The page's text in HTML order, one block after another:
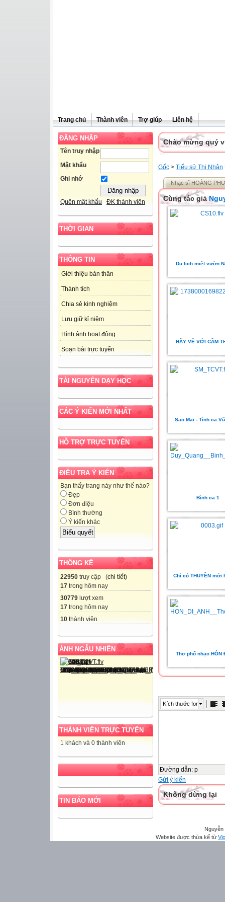
Trang chủ Thành viên Trợ giúp Liên hệ
ĐĂNG NHẬP
Tên truy nhập
Mật khẩu
Ghi nhớ
Quên mật khẩu ĐK thành viên
THỜI GIAN
THÔNG TIN
Giới thiệu bản thân
Thành tích
Chia sẻ kinh nghiệm
Lưu giữ kỉ niệm
Hình ảnh hoạt động
Soạn bài trực tuyến
TÀI NGUYÊN DẠY HỌC
CÁC Ý KIẾN MỚI NHẤT
HỖ TRỢ TRỰC TUYẾN
ĐIỀU TRA Ý KIẾN
Bạn thấy trang này như thế nào?
Đẹp
Đơn điệu
Bình thường
Ý kiến khác
THỐNG KÊ
22950 truy cập (chi tiết)
17 trong hôm nay
30779 lượt xem
17 trong hôm nay
10 thành viên
ẢNH NGẪU NHIÊN
THÀNH VIÊN TRỰC TUYẾN
1 khách và 0 thành viên
TIN BÁO MỚI
Chào mừng quý
Gốc > Tiểu sử Thi Nhân
Nhạc sĩ HOÀNG
Cùng tác giả
Du lịch miệt vườn
HÃY VỀ VỚI CẦM
Sao Mai - Tình ca
Bình ca 1
Chỉ có THUYỀN mới
Thơ phổ nhạc HÔN
Kích thước font
Đường dẫn: p
Gửi ý kiến
Không dừng lại
Website được thừa kế từ